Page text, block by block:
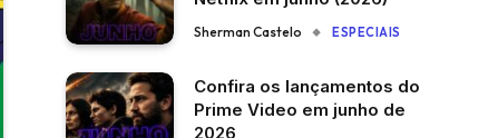
Sherman Castelo ESPECIAIS
Confira os lançamentos do
Prime Video em junho de
2026